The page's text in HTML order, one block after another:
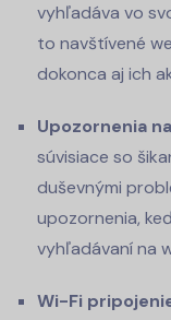
vyhľadáva vo
to navštívené
dokonca aj ich
Upozornenia
súvisiace so
duševnými
upozornenia,
vyhľadávaní na
Wi-Fi